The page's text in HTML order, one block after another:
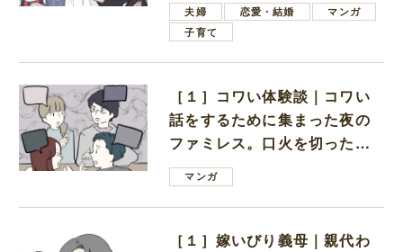
夫婦 恋愛・結婚
マンガ
子育て
［１］コワい体験談｜コワい
話をするために集まった夜の
ファミレス。口火を切ったの
は電車好きの男の子ママ
マンガ
［１］嫁いびり義母｜親代わ